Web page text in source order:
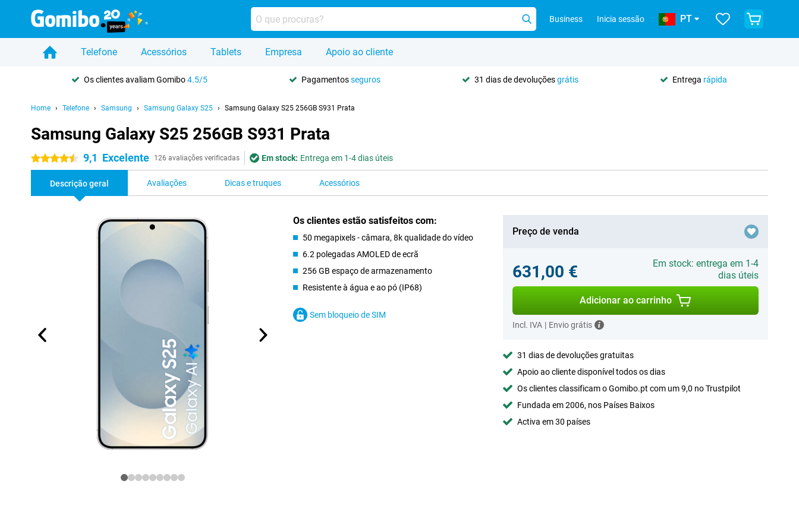
Business Inicia sessão PT
Telefone Acessórios Tablets Empresa Apoio ao cliente
Os clientes avaliam Gomibo4.5/5 Pagamentosseguros 31 dias de devoluçõesgrátis Entrega rápida
Home Telefone Samsung Samsung Galaxy S25 Samsung Galaxy S25 256GB S931 Prata
Samsung Galaxy S25 256GB S931 Prata
4.5 estrelas 9,1 Excelente 126 avaliações verificadas Em stock: Entrega em 1-4 dias úteis
Descrição geral Avaliações Dicas e truques Acessórios
Os clientes estão satisfeitos com:
50 megapixels - câmara, 8k qualidade do vídeo
6.2 polegadas AMOLED de ecrã
256 GB espaço de armazenamento
Resistente à água e ao pó (IP68)
Sem bloqueio de SIM
Preço de venda
631,00 €
Em stock: entrega em 1-4
dias úteis
Adicionar ao carrinho
Incl. IVA | Envio grátis
31 dias de devoluções gratuitas
Apoio ao cliente disponível todos os dias
Os clientes classificam o Gomibo.pt com um 9,0 no Trustpilot
Fundada em 2006, nos Países Baixos
Activa em 30 países